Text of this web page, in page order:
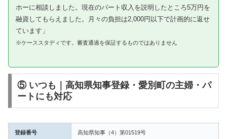
ホーに相談しました。現在のパート収入を説明したところ5万円を
融資してもらえました。月々の負担は2,000円以下で計画的に返せ
ています」
※ケーススタディです。審査通過を保証するものではありません
⑤ いつも｜高知県知事登録・愛別町の主婦・パ
ートにも対応
登録番号 高知県知事（4）第01519号